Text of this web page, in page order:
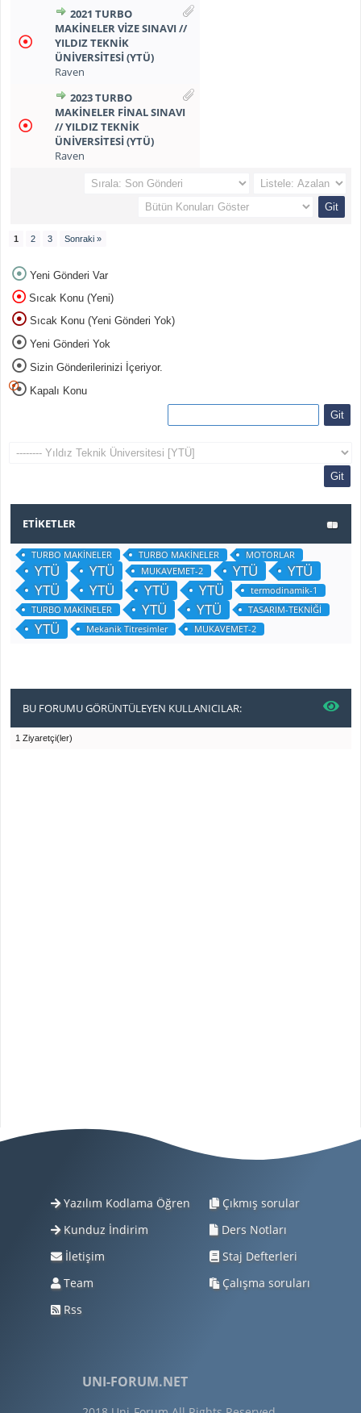
2021 TURBO
MAKİNELER VİZE SINAVI //
YILDIZ TEKNİK
ÜNİVERSİTESİ (YTÜ)
Raven
2023 TURBO
MAKİNELER FİNAL SINAVI
// YILDIZ TEKNİK
ÜNİVERSİTESİ (YTÜ)
Raven
1 2 3 Sonraki »
Yeni Gönderi Var
Sıcak Konu (Yeni)
Sıcak Konu (Yeni Gönderi Yok)
Yeni Gönderi Yok
Sizin Gönderilerinizi İçeriyor.
Kapalı Konu
ETIKETLER
TURBO MAKİNELER TURBO MAKİNELER MOTORLAR
YTÜ YTÜ MUKAVEMET-2 YTÜ
YTÜ
YTÜ
YTÜ YTÜ YTÜ
termodinamik-1
TURBO MAKİNELER
YTÜ YTÜ TASARIM-TEKNİĞİ
YTÜ Mekanik Titresimler MUKAVEMET-2
BU FORUMU GÖRÜNTÜLEYEN KULLANICILAR:
1 Ziyaretçi(ler)
Yazılım Kodlama Öğren
Kunduz İndirim
İletişim
Team
Rss
Çıkmış sorular
Ders Notları
Staj Defterleri
Çalışma soruları
UNI-FORUM.NET